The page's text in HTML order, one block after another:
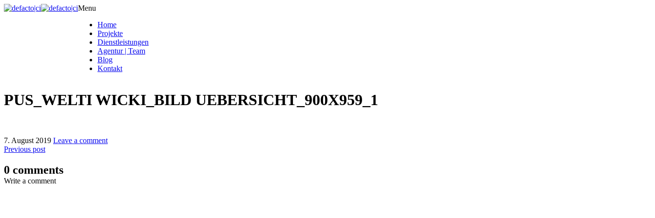
Menu
Home
Projekte
Dienstleistungen
Agentur | Team
Blog
Kontakt
PUS_WELTI WICKI_BILD UEBERSICHT_900X959_1
7. August 2019 Leave a comment
Previous post
0 comments
Write a comment